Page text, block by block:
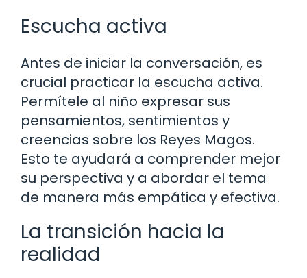
Escucha activa
Antes de iniciar la conversación, es
crucial practicar la escucha activa.
Permítele al niño expresar sus
pensamientos, sentimientos y
creencias sobre los Reyes Magos.
Esto te ayudará a comprender mejor
su perspectiva y a abordar el tema
de manera más empática y efectiva.
La transición hacia la
realidad